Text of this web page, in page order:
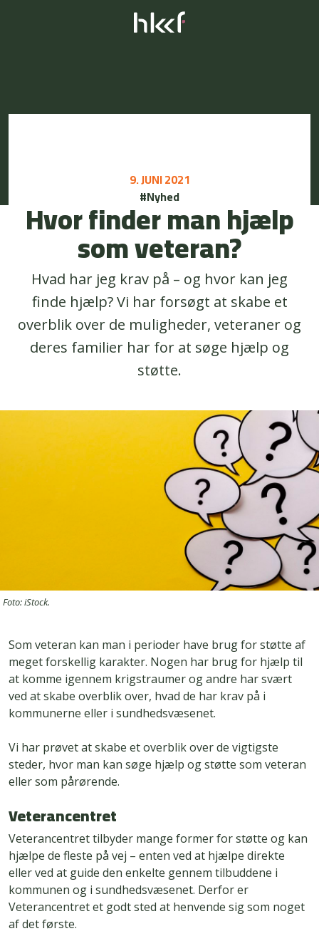
9. JUNI 2021
#Nyhed
Hvor finder man hjælp
som veteran?
Hvad har jeg krav på – og hvor kan jeg
finde hjælp? Vi har forsøgt at skabe et
overblik over de muligheder, veteraner og
deres familier har for at søge hjælp og
støtte.
Foto: iStock.
Som veteran kan man i perioder have brug for støtte af
meget forskellig karakter. Nogen har brug for hjælp til
at komme igennem krigstraumer og andre har svært
ved at skabe overblik over, hvad de har krav på i
kommunerne eller i sundhedsvæsenet.
Vi har prøvet at skabe et overblik over de vigtigste
steder, hvor man kan søge hjælp og støtte som veteran
eller som pårørende.
Veterancentret
Veterancentret tilbyder mange former for støtte og kan
hjælpe de fleste på vej – enten ved at hjælpe direkte
eller ved at guide den enkelte gennem tilbuddene i
kommunen og i sundhedsvæsenet. Derfor er
Veterancentret et godt sted at henvende sig som noget
af det første.